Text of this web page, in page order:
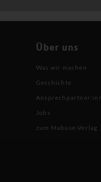
Über uns
Was wir machen
Geschichte
Jobs
zum Mabuse-Verlag